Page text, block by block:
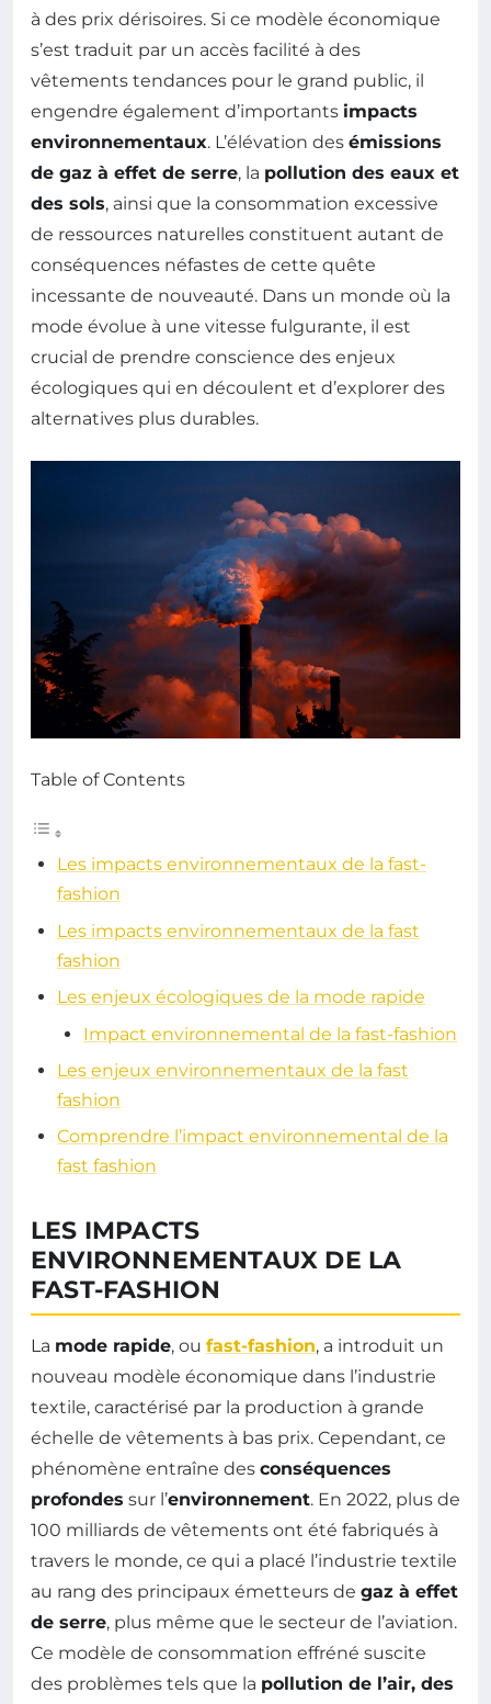
à des prix dérisoires. Si ce modèle économique
s’est traduit par un accès facilité à des
vêtements tendances pour le grand public, il
engendre également d’importants impacts
environnementaux. L’élévation des émissions
de gaz à effet de serre, la pollution des eaux et
des sols, ainsi que la consommation excessive
de ressources naturelles constituent autant de
conséquences néfastes de cette quête
incessante de nouveauté. Dans un monde où la
mode évolue à une vitesse fulgurante, il est
crucial de prendre conscience des enjeux
écologiques qui en découlent et d’explorer des
alternatives plus durables.
Table of Contents
Les impacts environnementaux de la fast-
fashion
Les impacts environnementaux de la fast
fashion
Les enjeux écologiques de la mode rapide
Impact environnemental de la fast-fashion
Les enjeux environnementaux de la fast
fashion
Comprendre l’impact environnemental de la
fast fashion
LES IMPACTS
ENVIRONNEMENTAUX DE LA
FAST-FASHION
La mode rapide, ou fast-fashion, a introduit un
nouveau modèle économique dans l’industrie
textile, caractérisé par la production à grande
échelle de vêtements à bas prix. Cependant, ce
phénomène entraîne des conséquences
profondes sur l’environnement. En 2022, plus de
100 milliards de vêtements ont été fabriqués à
travers le monde, ce qui a placé l’industrie textile
au rang des principaux émetteurs de gaz à effet
de serre, plus même que le secteur de l’aviation.
Ce modèle de consommation effréné suscite
des problèmes tels que la pollution de l’air, des